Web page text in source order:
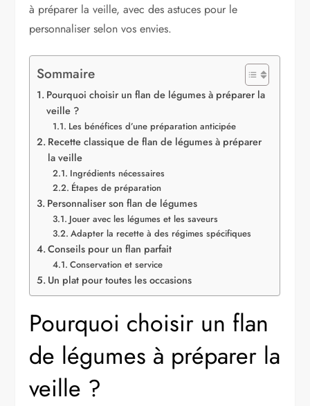
à préparer la veille, avec des astuces pour le
personnaliser selon vos envies.
Sommaire
Pourquoi choisir un flan de légumes à préparer la
veille ?
Les bénéfices d’une préparation anticipée
Recette classique de flan de légumes à préparer
la veille
Ingrédients nécessaires
Étapes de préparation
Personnaliser son flan de légumes
Jouer avec les légumes et les saveurs
Adapter la recette à des régimes spécifiques
Conseils pour un flan parfait
Conservation et service
Un plat pour toutes les occasions
Pourquoi choisir un flan
de légumes à préparer la
veille ?